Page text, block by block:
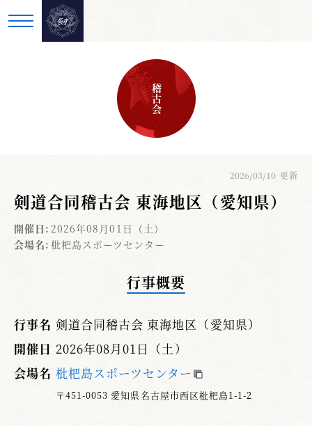
稽古会
2026/03/10 更新
剣道合同稽古会 東海地区（愛知県）
開催日: 2026年08月01日（土）
会場名: 枇杷島スポーツセンター
行事概要
行事名 剣道合同稽古会 東海地区（愛知県）
開催日 2026年08月01日（土）
会場名 枇杷島スポーツセンター
〒451-0053 愛知県名古屋市西区枇杷島1-1-2